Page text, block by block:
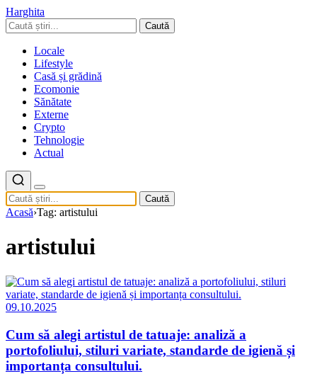
Harghita
Caută
Locale
Lifestyle
Casă și grădină
Ecomonie
Sănătate
Externe
Crypto
Tehnologie
Actual
Caută
Acasă›Tag: artistului
artistului
09.10.2025
Cum să alegi artistul de tatuaje: analiză a
portofoliului, stiluri variate, standarde de igienă și
importanța consultului.